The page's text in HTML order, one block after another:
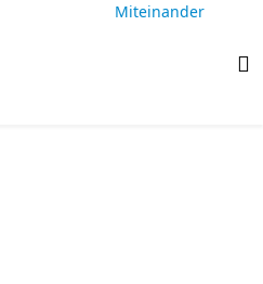
Miteinander